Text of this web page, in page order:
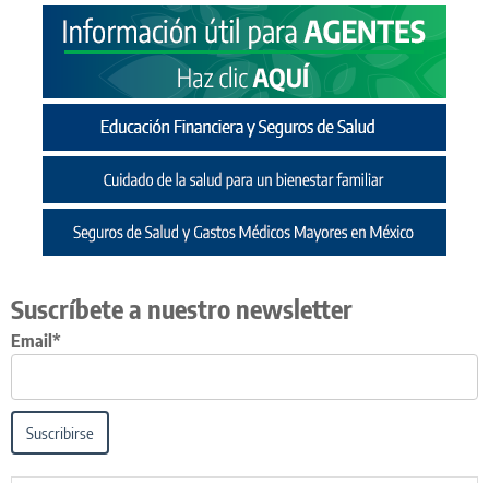
Suscríbete a nuestro newsletter
Email*
Suscribirse